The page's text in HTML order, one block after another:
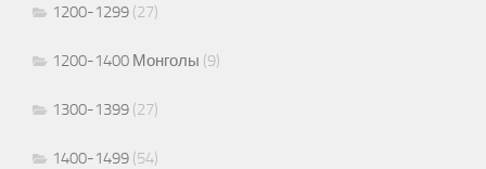
1200-1299 (27)
1200-1400 Монголы (9)
1300-1399 (27)
1400-1499 (54)